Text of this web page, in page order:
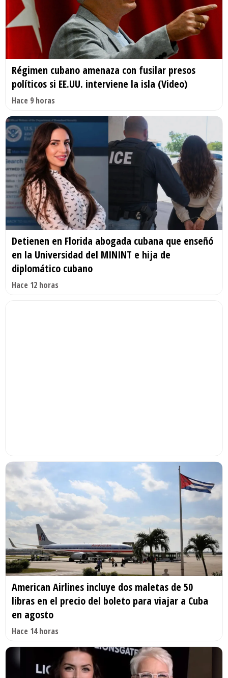
Régimen cubano amenaza con fusilar presos
políticos si EE.UU. interviene la isla (Video)
Hace 9 horas
Detienen en Florida abogada cubana que enseñó
en la Universidad del MININT e hija de
diplomático cubano
Hace 12 horas
American Airlines incluye dos maletas de 50
libras en el precio del boleto para viajar a Cuba
en agosto
Hace 14 horas